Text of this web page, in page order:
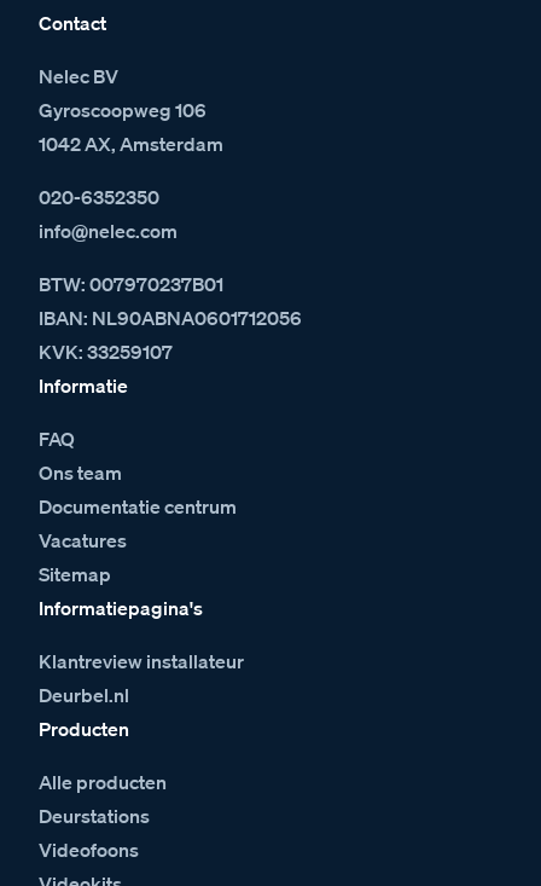
Contact
Nelec BV
Gyroscoopweg 106
1042 AX, Amsterdam
020-6352350
info@nelec.com
BTW: 007970237B01
IBAN: NL90ABNA0601712056
KVK: 33259107
Informatie
FAQ
Ons team
Documentatie centrum
Vacatures
Sitemap
Informatiepagina's
Klantreview installateur
Deurbel.nl
Producten
Alle producten
Deurstations
Videofoons